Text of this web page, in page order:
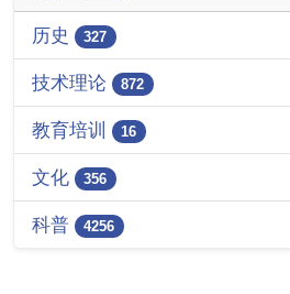
历史 327
技术理论 872
教育培训 16
文化 356
科普 4256